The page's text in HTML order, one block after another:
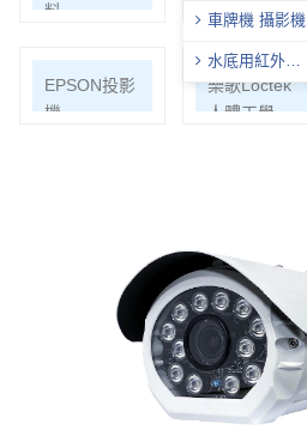
車牌機 攝影機
水底用紅外線
攝影機
料
EPSON投影
機
樂歌Loctek
人體工學